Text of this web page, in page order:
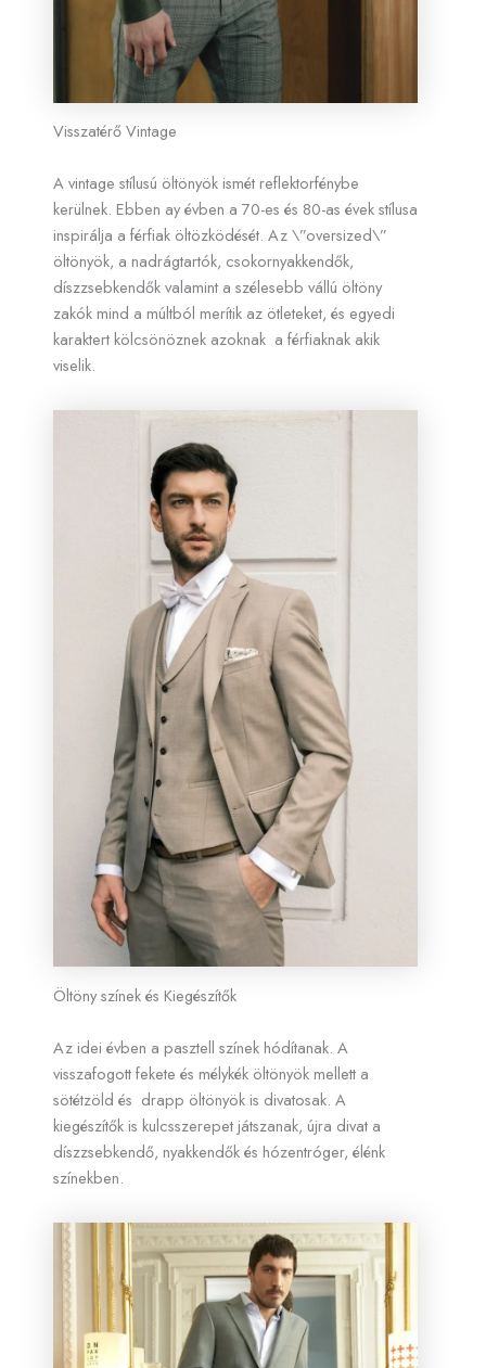
Visszatérő Vintage
A vintage stílusú öltönyök ismét reflektorfénybe
kerülnek. Ebben ay évben a 70-es és 80-as évek stílusa
inspirálja a férfiak öltözködését. Az \”oversized\”
öltönyök, a nadrágtartók, csokornyakkendők,
díszzsebkendők valamint a szélesebb vállú öltöny
zakók mind a múltból merítik az ötleteket, és egyedi
karaktert kölcsönöznek azoknak a férfiaknak akik
viselik.
Öltöny színek és Kiegészítők
Az idei évben a pasztell színek hódítanak. A
visszafogott fekete és mélykék öltönyök mellett a
sötétzöld és drapp öltönyök is divatosak. A
kiegészítők is kulcsszerepet játszanak, újra divat a
díszzsebkendő, nyakkendők és hózentróger, élénk
színekben.